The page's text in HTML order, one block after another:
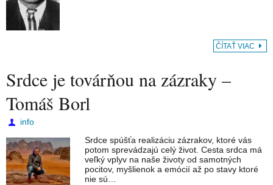
ČÍTAŤ VIAC
Srdce je továrňou na zázraky –
Tomáš Borl
info
Srdce spúšťa realizáciu zázrakov, ktoré vás
potom sprevádzajú celý život. Cesta srdca má
veľký vplyv na naše životy od samotných
pocitov, myšlienok a emócií až po stavy ktoré
nie sú…